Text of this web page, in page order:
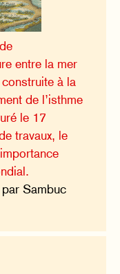
entre la mer
à la
de l’isthme
le 17
travaux, le
Sambuc